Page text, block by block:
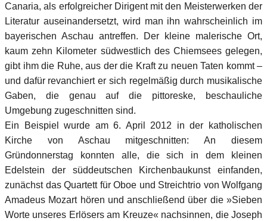
Canaria, als erfolgreicher Dirigent mit den Meisterwerken der
Literatur auseinandersetzt, wird man ihn wahrscheinlich im
bayerischen Aschau antreffen. Der kleine malerische Ort,
kaum zehn Kilometer südwestlich des Chiemsees gelegen,
gibt ihm die Ruhe, aus der die Kraft zu neuen Taten kommt –
und dafür revanchiert er sich regelmäßig durch musikalische
Gaben, die genau auf die pittoreske, beschauliche
Umgebung zugeschnitten sind.
Ein Beispiel wurde am 6. April 2012 in der katholischen
Kirche von Aschau mitgeschnitten: An diesem
Gründonnerstag konnten alle, die sich in dem kleinen
Edelstein der süddeutschen Kirchenbaukunst einfanden,
zunächst das Quartett für Oboe und Streichtrio von Wolfgang
Amadeus Mozart hören und anschließend über die »Sieben
Worte unseres Erlösers am Kreuze« nachsinnen, die Joseph